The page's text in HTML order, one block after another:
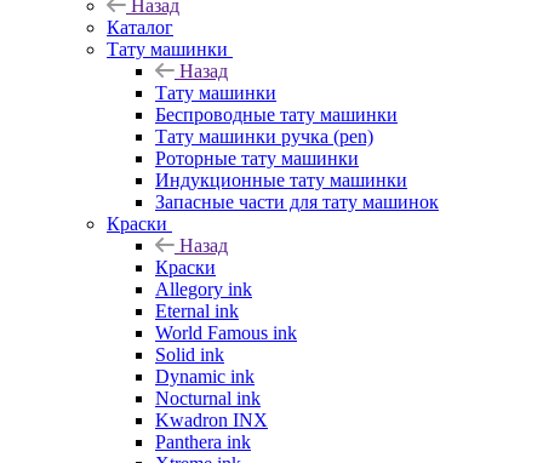
Назад
Каталог
Тату машинки
Назад
Тату машинки
Беспроводные тату машинки
Тату машинки ручка (pen)
Роторные тату машинки
Индукционные тату машинки
Запасные части для тату машинок
Краски
Назад
Краски
Allegory ink
Eternal ink
World Famous ink
Solid ink
Dynamic ink
Nocturnal ink
Kwadron INX
Panthera ink